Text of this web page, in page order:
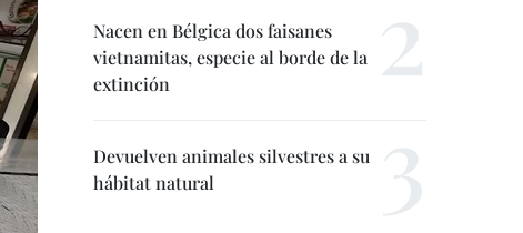
Nacen en Bélgica dos faisanes
vietnamitas, especie al borde de la
extinción
Devuelven animales silvestres a su
hábitat natural